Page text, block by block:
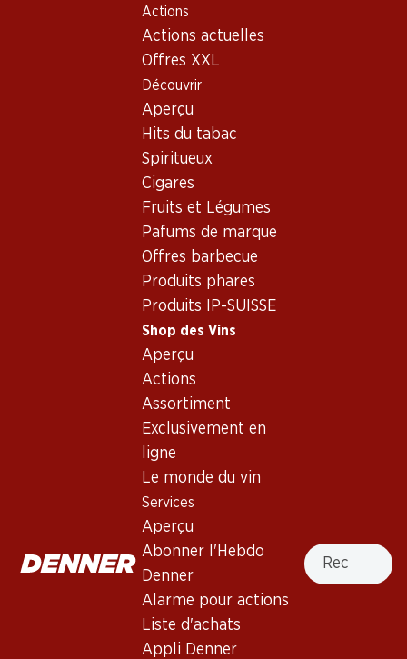
Actions
Actions actuelles
Offres XXL
Découvrir
Aperçu
Hits du tabac
Spiritueux
Cigares
Fruits et Légumes
Pafums de marque
Offres barbecue
Produits phares
Produits IP-SUISSE
Shop des Vins
Aperçu
Actions
Assortiment
Exclusivement en
ligne
Le monde du vin
Services
Aperçu
Abonner l'Hebdo
Denner
Alarme pour actions
Liste d'achats
Appli Denner
Recherche
Shop des Vins
Suisse
Schaffhouse
Hallauer Blauburgunder AOC Schaffhausen
Recto Verso
Hallauer Blauburgunder AOC
Schaffhausen
Schaffhouse
Robe grenat foncé. Nez intense de baies rouges. Prélude
vigoureux. Bouche aromatique et minérale.